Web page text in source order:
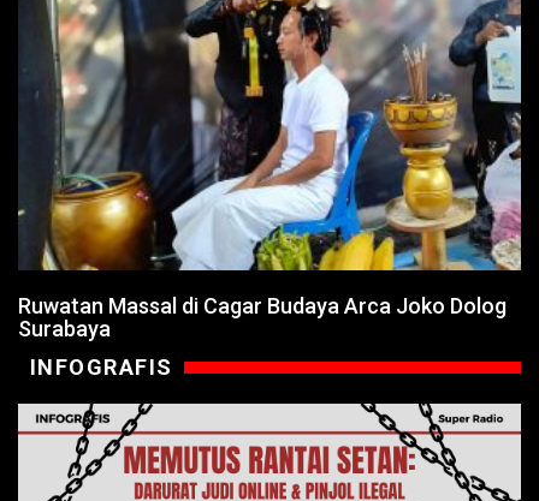
Ruwatan Massal di Cagar Budaya Arca Joko Dolog
Surabaya
INFOGRAFIS